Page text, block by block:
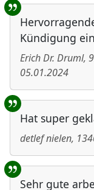
Kündigung
Erich Dr. Druml,
05.01.2024
Hat super
detlef nielen,
Sehr gute